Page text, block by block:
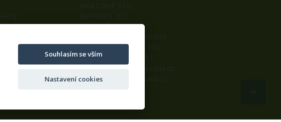
542 32, Úpice
Mobil: +420 739 452 092
Fax: +420 498 100 051
Web:www.ama-zahrada.cz
Souhlasím se vším
Nastavení cookies